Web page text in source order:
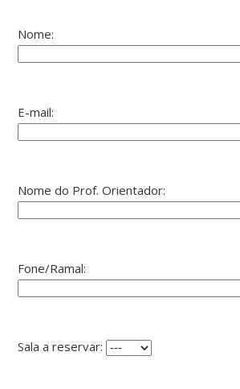
Nome:
E-mail:
Nome do Prof. Orientador:
Fone/Ramal:
Sala a reservar: